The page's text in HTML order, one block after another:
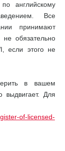
английскому
Все
принимают
обязательно
если этого не
в вашем
выдвигает. Для
of-licensed-